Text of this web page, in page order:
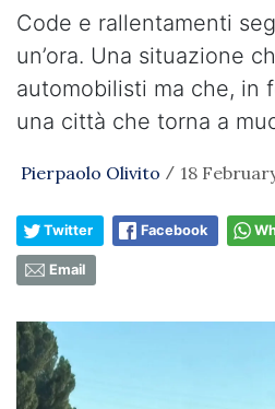
Code e rallentamenti
un’ora. Una situazione
automobilisti ma che, in
una città che torna a
Pierpaolo Olivito / 18
Twitter Facebook
Email